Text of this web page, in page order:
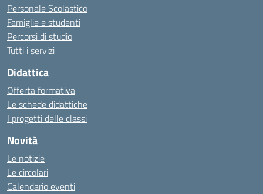
Personale Scolastico
Famiglie e studenti
Percorsi di studio
Tutti i servizi
Didattica
Offerta formativa
Le schede didattiche
I progetti delle classi
Novità
Le notizie
Le circolari
Calendario eventi